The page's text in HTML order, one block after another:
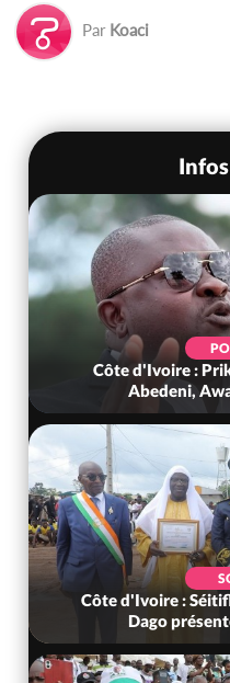
Par Koaci
Côte d'Ivoire :
Abedeni,
Côte d'Ivoire :
Dago